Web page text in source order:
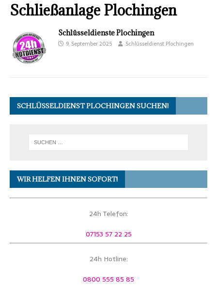
Schließanlage Plochingen
Schlüsseldienste Plochingen
9. September 2025 Schlüsseldienst Plochingen
SCHLÜSSELDIENST PLOCHINGEN SUCHEN!
WIR HELFEN IHNEN SOFORT!
24h Telefon:
07153 57 22 25
24h Hotline:
0800 555 85 85